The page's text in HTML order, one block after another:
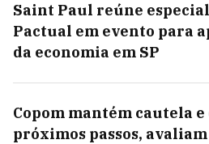
Saint Paul reúne
Pactual em evento para
da economia em SP
Copom mantém cautela
próximos passos,